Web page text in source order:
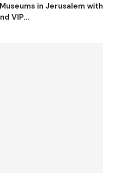
in Jerusalem with
VIP...